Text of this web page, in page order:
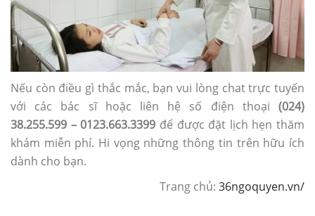
Nếu còn điều gì thắc mắc, bạn vui lòng chat trực tuyến
với các bác sĩ hoặc liên hệ số điện thoại (024)
38.255.599 – 0123.663.3399 để được đặt lịch hẹn thăm
khám miễn phí. Hi vọng những thông tin trên hữu ích
dành cho bạn.
Trang chủ: 36ngoquyen.vn/